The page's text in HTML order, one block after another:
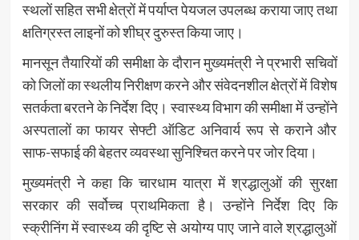
स्थलों सहित सभी क्षेत्रों में पर्याप्त पेयजल उपलब्ध कराया जाए तथा
क्षतिग्रस्त लाइनों को शीघ्र दुरुस्त किया जाए।
मानसून तैयारियों की समीक्षा के दौरान मुख्यमंत्री ने प्रभारी सचिवों
को जिलों का स्थलीय निरीक्षण करने और संवेदनशील क्षेत्रों में विशेष
सतर्कता बरतने के निर्देश दिए। स्वास्थ्य विभाग की समीक्षा में उन्होंने
अस्पतालों का फायर सेफ्टी ऑडिट अनिवार्य रूप से कराने और
साफ-सफाई की बेहतर व्यवस्था सुनिश्चित करने पर जोर दिया।
मुख्यमंत्री ने कहा कि चारधाम यात्रा में श्रद्धालुओं की सुरक्षा
सरकार की सर्वोच्च प्राथमिकता है। उन्होंने निर्देश दिए कि
स्क्रीनिंग में स्वास्थ्य की दृष्टि से अयोग्य पाए जाने वाले श्रद्धालुओं